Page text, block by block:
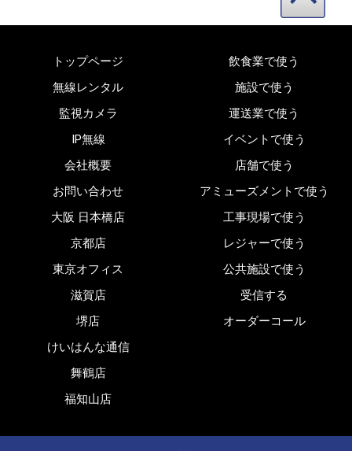
トップページ
無線レンタル
監視カメラ
IP無線
会社概要
お問い合わせ
大阪 日本橋店
京都店
東京オフィス
滋賀店
堺店
けいはんな通信
舞鶴店
福知山店
飲食業で使う
施設で使う
運送業で使う
イベントで使う
店舗で使う
アミューズメントで使う
工事現場で使う
レジャーで使う
公共施設で使う
受信する
オーダーコール